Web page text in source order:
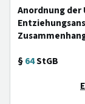
Anordnung
§64StGB